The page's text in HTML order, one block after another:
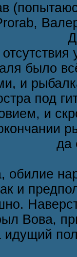
было
и
под
и
да
обилие
и
Вова,